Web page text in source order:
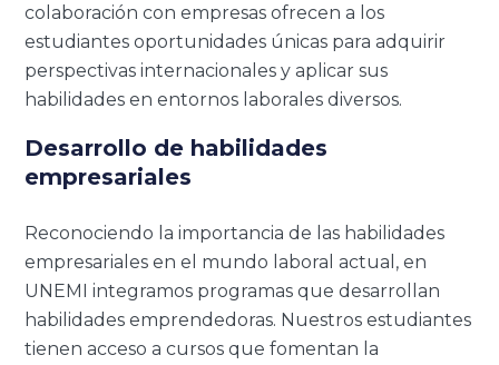
colaboración con empresas ofrecen a los
estudiantes oportunidades únicas para adquirir
perspectivas internacionales y aplicar sus
habilidades en entornos laborales diversos.
Desarrollo de habilidades
empresariales
Reconociendo la importancia de las habilidades
empresariales en el mundo laboral actual, en
UNEMI integramos programas que desarrollan
habilidades emprendedoras. Nuestros estudiantes
tienen acceso a cursos que fomentan la